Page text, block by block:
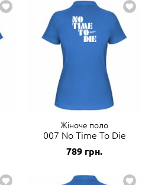
Жіноче поло
007 No Time To Die
789 грн.